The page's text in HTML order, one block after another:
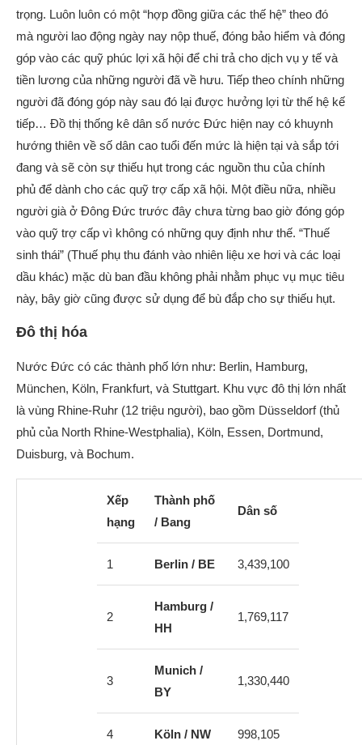
trọng. Luôn luôn có một “hợp đồng giữa các thế hệ” theo đó
mà người lao động ngày nay nộp thuế, đóng bảo hiểm và đóng
góp vào các quỹ phúc lợi xã hội để chi trả cho dịch vụ y tế và
tiền lương của những người đã về hưu. Tiếp theo chính những
người đã đóng góp này sau đó lại được hưởng lợi từ thế hệ kế
tiếp… Đồ thị thống kê dân số nước Đức hiện nay có khuynh
hướng thiên về số dân cao tuổi đến mức là hiện tại và sắp tới
đang và sẽ còn sự thiếu hụt trong các nguồn thu của chính
phủ để dành cho các quỹ trợ cấp xã hội. Một điều nữa, nhiều
người già ở Đông Đức trước đây chưa từng bao giờ đóng góp
vào quỹ trợ cấp vì không có những quy định như thế. “Thuế
sinh thái” (Thuế phụ thu đánh vào nhiên liệu xe hơi và các loại
dầu khác) mặc dù ban đầu không phải nhằm phục vụ mục tiêu
này, bây giờ cũng được sử dụng để bù đắp cho sự thiếu hụt.
Đô thị hóa
Nước Đức có các thành phố lớn như: Berlin, Hamburg,
München, Köln, Frankfurt, và Stuttgart. Khu vực đô thị lớn nhất
là vùng Rhine-Ruhr (12 triệu người), bao gồm Düsseldorf (thủ
phủ của North Rhine-Westphalia), Köln, Essen, Dortmund,
Duisburg, và Bochum.
Xếp
hạng
Thành phố
/ Bang
Dân số
1 Berlin / BE 3,439,100
2
Hamburg /
HH
1,769,117
3
Munich /
BY
1,330,440
4 Köln / NW 998,105